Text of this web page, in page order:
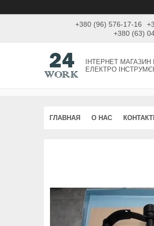
+380 (96) 576-17-16
+380 (63)
ІНТЕРНЕТ
ЕЛЕКТРО
ГЛАВНАЯ О НАС